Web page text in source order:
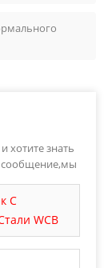
хотите знать
сообщение,мы
С
WCB